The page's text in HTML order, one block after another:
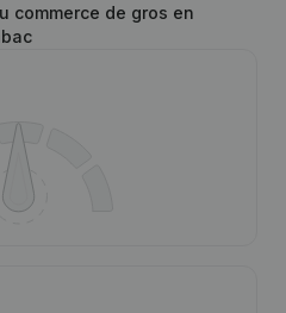
commerce de gros en